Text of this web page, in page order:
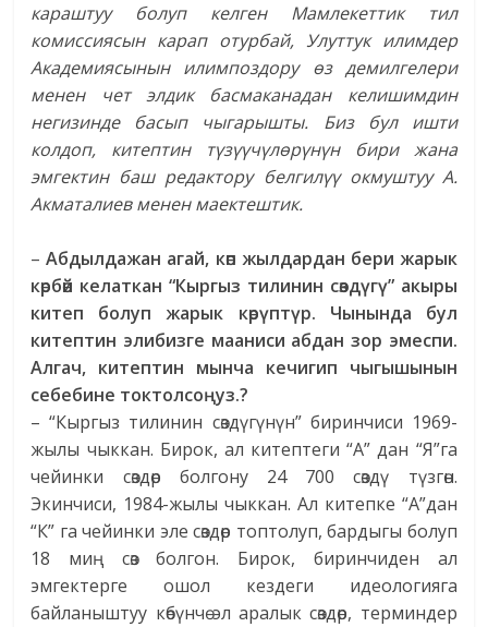
караштуу болуп келген Мамлекеттик тил
комиссиясын карап отурбай, Улуттук илимдер
Академиясынын илимпоздору өз демилгелери
менен чет элдик басмаканадан келишимдин
негизинде басып чыгарышты. Биз бул ишти
колдоп, китептин түзүүчүлөрүнүн бири жана
эмгектин баш редактору белгилүү окмуштуу А.
Акматалиев менен маектештик.
–Абдылдажан агай, көп жылдардан бери жарык
көрбөй келаткан “Кыргыз тилинин сөздүгү” акыры
китеп болуп жарык көрүптүр. Чынында бул
китептин элибизге мааниси абдан зор эмеспи.
Алгач, китептин мынча кечигип чыгышынын
себебине токтолсоңуз.?
– “Кыргыз тилинин сөздүгүнүн” биринчиси 1969-
жылы чыккан. Бирок, ал китептеги “А” дан “Я”га
чейинки сөздөр болгону 24 700 сөздү түзгөн.
Экинчиси, 1984-жылы чыккан. Ал китепке “А”дан
“К” га чейинки эле сөздөр топтолуп, бардыгы болуп
18 миң сөз болгон. Бирок, биринчиден ал
эмгектерге ошол кездеги идеологияга
байланыштуу көбүнчө эл аралык сөздөр, терминдер